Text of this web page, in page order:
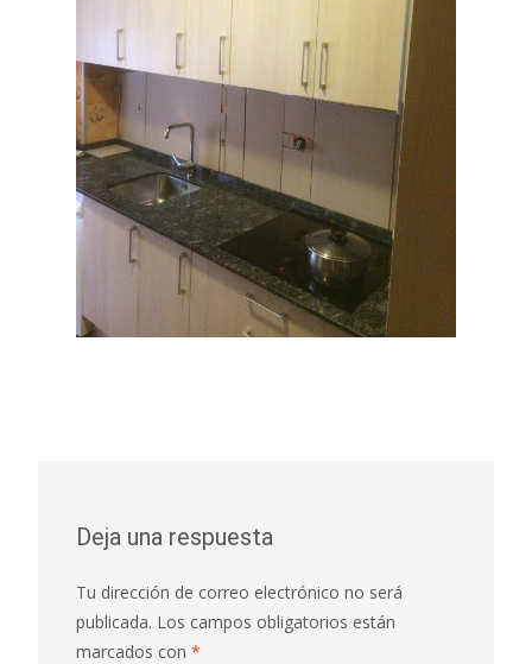
Deja una respuesta
Tu dirección de correo electrónico no será
publicada. Los campos obligatorios están
marcados con *